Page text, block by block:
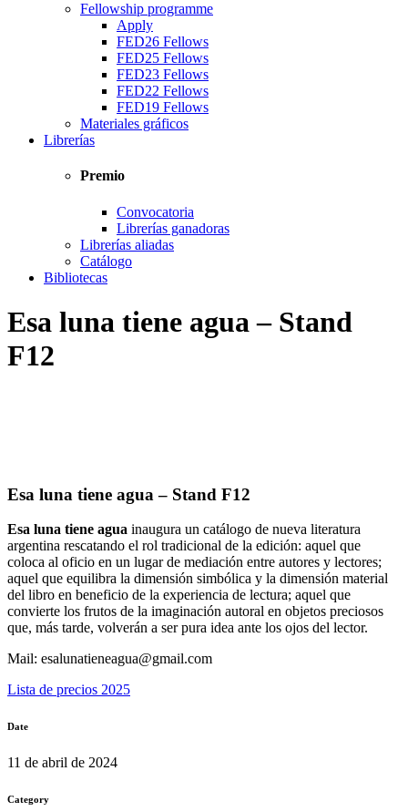
Fellowship programme
Apply
FED26 Fellows
FED25 Fellows
FED23 Fellows
FED22 Fellows
FED19 Fellows
Materiales gráficos
Librerías
Premio
Convocatoria
Librerías ganadoras
Librerías aliadas
Catálogo
Bibliotecas
Esa luna tiene agua – Stand
F12
Esa luna tiene agua – Stand F12
Esa luna tiene agua inaugura un catálogo de nueva literatura
argentina rescatando el rol tradicional de la edición: aquel que
coloca al oficio en un lugar de mediación entre autores y lectores;
aquel que equilibra la dimensión simbólica y la dimensión material
del libro en beneficio de la experiencia de lectura; aquel que
convierte los frutos de la imaginación autoral en objetos preciosos
que, más tarde, volverán a ser pura idea ante los ojos del lector.
Mail: esalunatieneagua@gmail.com
Lista de precios 2025
Date
11 de abril de 2024
Category